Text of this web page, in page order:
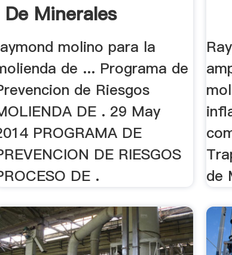
De Minerales
molino para la
de ... Programa de
de Riesgos
DE . 29 May
PROGRAMA DE
DE RIESGOS
DE .
de